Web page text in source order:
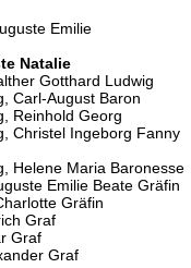
Emilie
Natalie
Gotthard Ludwig
Carl-August Baron
Reinhold Georg
Christel Ingeborg Fanny
Helene Maria Baronesse
Emilie Beate Gräfin
Gräfin
Graf
Graf
Graf